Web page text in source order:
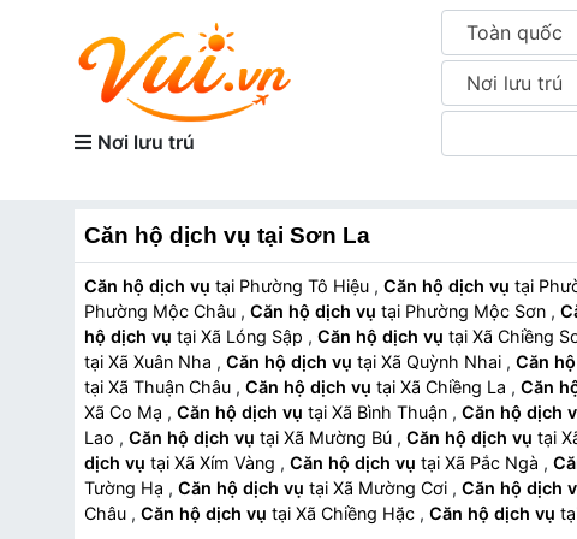
Nơi lưu trú
Toàn quốc
Nơi lưu trú
Căn hộ dịch vụ tại Sơn La
Căn hộ dịch vụ tại Phường Tô Hiệu , Căn hộ dịch vụ tại
Phường Mộc Châu , Căn hộ dịch vụ tại Phường Mộc Sơn ,
hộ dịch vụ
tại Xã Lóng Sập , Căn hộ dịch vụ tại Xã Chiềng
tại Xã Xuân Nha , Căn hộ dịch vụ tại Xã Quỳnh Nhai , Căn
tại Xã Thuận Châu , Căn hộ dịch vụ tại Xã Chiềng La , Căn
Xã Co Mạ , Căn hộ dịch vụ tại Xã Bình Thuận , Căn hộ dịch
Lao , Căn hộ dịch vụ tại Xã Mường Bú , Căn hộ dịch vụ
dịch vụ
tại Xã Xím Vàng , Căn hộ dịch vụ tại Xã Pắc Ngà ,
Tường Hạ , Căn hộ dịch vụ tại Xã Mường Cơi , Căn hộ dịch
Châu , Căn hộ dịch vụ tại Xã Chiềng Hặc , Căn hộ dịch vụ